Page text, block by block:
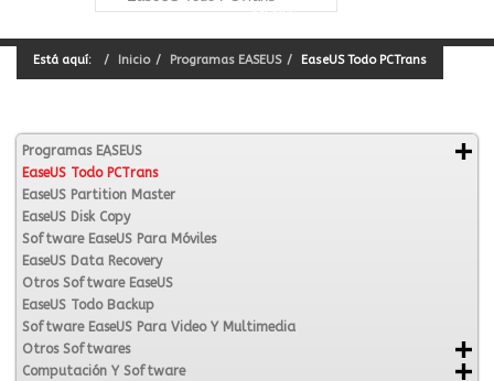
Está aquí: Inicio Programas EASEUS EaseUS Todo PCTrans
Programas EASEUS
EaseUS Todo PCTrans
EaseUS Partition Master
EaseUS Disk Copy
Software EaseUS Para Móviles
EaseUS Data Recovery
Otros Software EaseUS
EaseUS Todo Backup
Software EaseUS Para Video Y Multimedia
Otros Softwares
Computación Y Software